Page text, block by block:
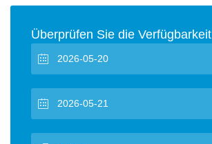
Überprüfen Sie die Verfügbarkeit